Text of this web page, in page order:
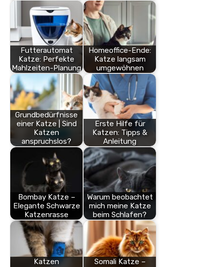
Futterautomat
Katze: Perfekte
Mahlzeiten-Planung
Homeoffice-Ende:
Katze langsam
umgewöhnen
Grundbedürfnisse
einer Katze | Sind
Katzen
anspruchslos?
Erste Hilfe für
Katzen: Tipps &
Anleitung
Bombay Katze –
Elegante Schwarze
Katzenrasse
Warum beobachtet
mich meine Katze
beim Schlafen?
Katzen
Somali Katze –